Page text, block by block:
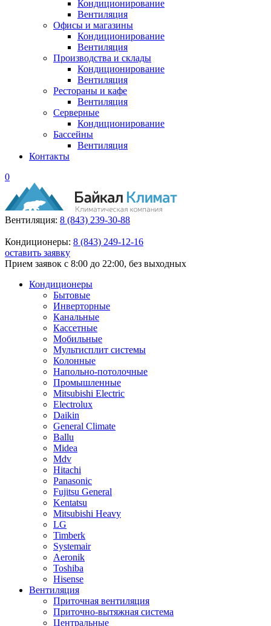
Кондиционирование
Вентиляция
Офисы и магазины
Кондиционирование
Вентиляция
Производства и склады
Кондиционирование
Вентиляция
Рестораны и кафе
Вентиляция
Серверные
Кондиционирование
Бассейны
Вентиляция
Контакты
0
Вентиляция: 8 (843) 239-30-88
Кондиционеры: 8 (843) 249-12-16
оставить заявку
Прием заявок с 8:00 до 22:00, без выходных
Кондиционеры
Бытовые
Инверторные
Канальные
Кассетные
Мобильные
Мультисплит системы
Колонные
Напольно-потолочные
Промышленные
Mitsubishi Electric
Electrolux
Daikin
General Climate
Ballu
Midea
Mdv
Hitachi
Panasonic
Fujitsu General
Kentatsu
Mitsubishi Heavy
LG
Timberk
Systemair
Aeronik
Toshiba
Hisense
Вентиляция
Приточная вентиляция
Приточно-вытяжная система
Центральные